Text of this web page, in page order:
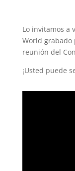
Lo invitamos a
World grabado
reunión del
¡Usted puede